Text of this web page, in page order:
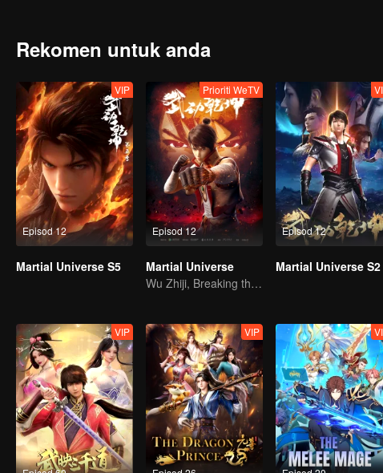
Rekomen untuk anda
Episod 12
VIP
Martial Universe S5
Episod 12
Prioriti WeTV
Martial Universe
Wu Zhiji, Breaking the Sky, Moving the Heaven and the Earth
Episod 12
Martial Universe S2
VIP VIP